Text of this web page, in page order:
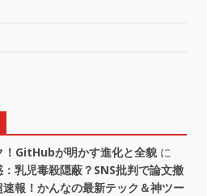
！GitHubが明かす進化と全貌に
：乳児毒殺隠蔽？SNS批判で論文撤
報！かんなの最新テック＆神ツー